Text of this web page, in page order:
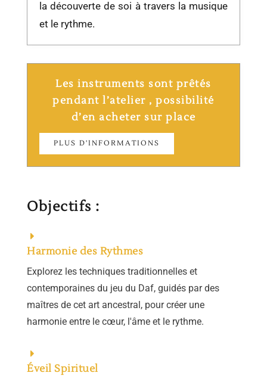
la découverte de soi à travers la musique
et le rythme.
Les instruments sont prêtés
pendant l’atelier , possibilité
d’en acheter sur place
PLUS D'INFORMATIONS
Objectifs :
Harmonie des Rythmes
Explorez les techniques traditionnelles et
contemporaines du jeu du Daf, guidés par des
maîtres de cet art ancestral, pour créer une
harmonie entre le cœur, l'âme et le rythme.
Éveil Spirituel